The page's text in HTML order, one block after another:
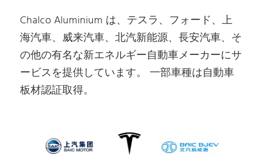
Chalco Aluminium は、テスラ、フォード、上
海汽車、威来汽車、北汽新能源、長安汽車、そ
の他の有名な新エネルギー自動車メーカーにサ
ービスを提供しています。 一部車種は自動車
板材認証取得。